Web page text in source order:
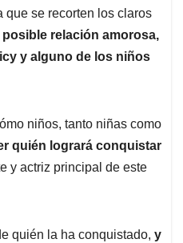
que se recorten los claros
posible relación amorosa,
y alguno de los niños
niños, tanto niñas como
quién logrará conquistar
y actriz principal de este
quién la ha conquistado, y